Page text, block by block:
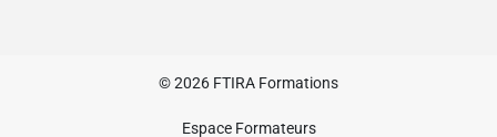
© 2026 FTIRA Formations
Espace Formateurs